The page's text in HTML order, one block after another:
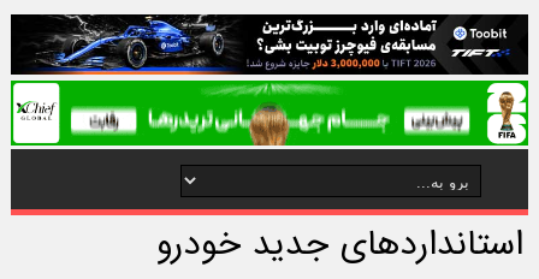
استانداردهای جدید خودرو